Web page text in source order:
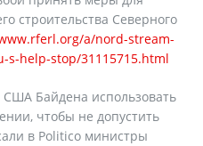
строительства Северного
a/nord-stream-
help-stop/31115715.html
Байдена использовать
чтобы не допустить
в Politico министры